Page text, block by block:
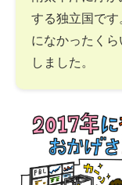
する独立国で
になかったく
しました。